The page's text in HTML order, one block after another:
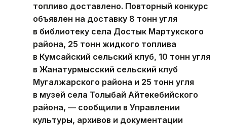
топливо доставлено. Повторный конкурс
объявлен на доставку 8 тонн угля
в библиотеку села Достык Мартукского
района, 25 тонн жидкого топлива
в Кумсайский сельский клуб, 10 тонн угля
в Жанатурмысский сельский клуб
Мугалжарского района и 25 тонн угля
в музей села Толыбай Айтекебийского
района, — сообщили в Управлении
культуры, архивов и документации